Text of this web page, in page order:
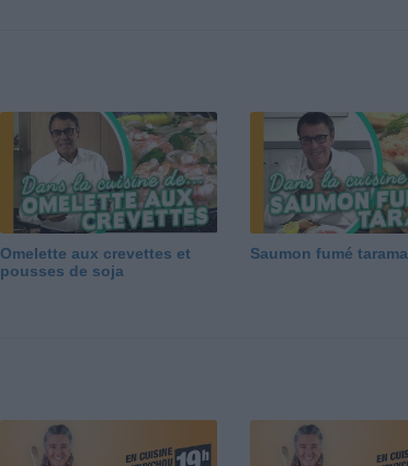
Omelette aux crevettes et
pousses de soja
Saumon fumé tarama